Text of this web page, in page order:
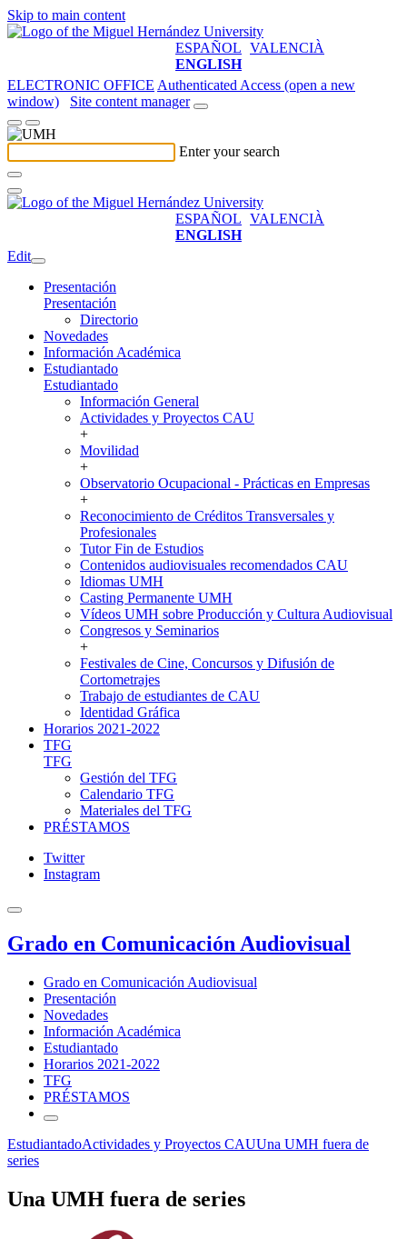
Skip to main content
ESPAÑOL VALENCIÀ
ENGLISH
ELECTRONIC OFFICE Authenticated Access (open a new
window)
Site content manager
Enter your search
ESPAÑOL VALENCIÀ
ENGLISH
Edit
Presentación
Presentación
Directorio
Novedades
Información Académica
Estudiantado
Estudiantado
Información General
Actividades y Proyectos CAU
+
Movilidad
+
Observatorio Ocupacional - Prácticas en Empresas
+
Reconocimiento de Créditos Transversales y
Profesionales
Tutor Fin de Estudios
Contenidos audiovisuales recomendados CAU
Idiomas UMH
Casting Permanente UMH
Vídeos UMH sobre Producción y Cultura Audiovisual
Congresos y Seminarios
+
Festivales de Cine, Concursos y Difusión de
Cortometrajes
Trabajo de estudiantes de CAU
Identidad Gráfica
Horarios 2021-2022
TFG
TFG
Gestión del TFG
Calendario TFG
Materiales del TFG
PRÉSTAMOS
Twitter
Instagram
Grado en Comunicación Audiovisual
Grado en Comunicación Audiovisual
Presentación
Novedades
Información Académica
Estudiantado
Horarios 2021-2022
TFG
PRÉSTAMOS
EstudiantadoActividades y Proyectos CAUUna UMH fuera de
series
Una UMH fuera de series